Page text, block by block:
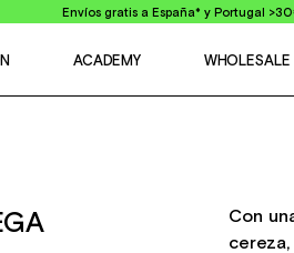
Envíos gratis a España* y Portugal
ACADEMY WHOLESALE
Con